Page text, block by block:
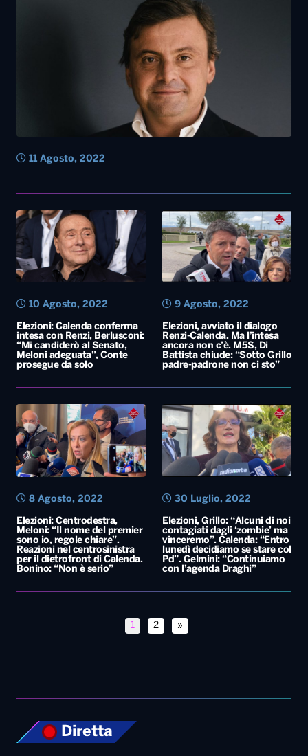
Elezioni: Calenda conferma
intesa con Renzi, Berlusconi:
“Mi candiderò al Senato,
Meloni adeguata”, Conte
prosegue da solo
10 Agosto, 2022
Elezioni, avviato il dialogo
Renzi-Calenda. Ma l’intesa
ancora non c’è. M5S, Di
Battista chiude: “Sotto Grillo
padre-padrone non ci sto”
9 Agosto, 2022
Elezioni: Centrodestra,
Meloni: “Il nome del premier
sono io, regole chiare”.
Reazioni nel centrosinistra
per il dietrofront di Calenda.
Bonino: “Non è serio”
8 Agosto, 2022
Elezioni, Grillo: “Alcuni di noi
contagiati dagli ‘zombie’ ma
vinceremo”. Calenda: “Entro
lunedì decidiamo se stare col
Pd”. Gelmini: “Continuiamo
con l’agenda Draghi”
30 Luglio, 2022
»